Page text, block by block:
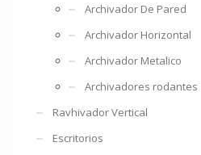
Archivador De Pared
Archivador Horizontal
Archivador Metalico
Archivadores rodantes
Ravhivador Vertical
Escritorios